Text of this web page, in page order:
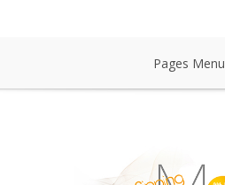
Pages Menu